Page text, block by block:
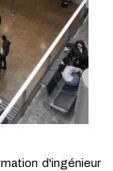
d'ingénieur